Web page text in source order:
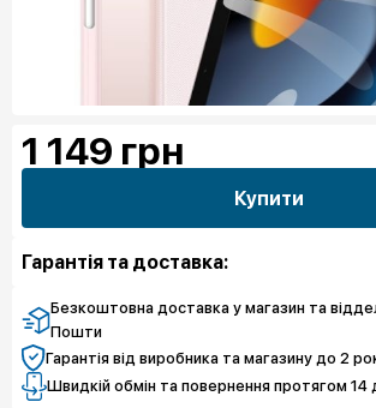
1 149 грн
Купити
Гарантія та доставка:
Безкоштовна доставка у магазин та
Пошти
Гарантія від виробника та магазину до 2
Швидкій обмін та повернення протягом 14